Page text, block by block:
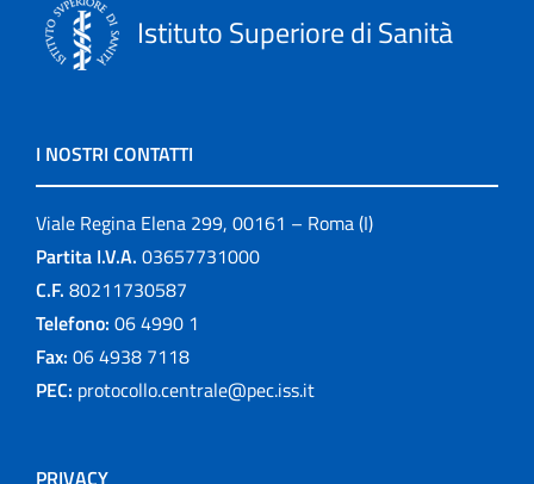
Istituto Superiore di Sanità
I NOSTRI CONTATTI
Viale Regina Elena 299, 00161 – Roma (I)
Partita I.V.A. 03657731000
C.F. 80211730587
Telefono: 06 4990 1
Fax: 06 4938 7118
PEC: protocollo.centrale@pec.iss.it
PRIVACY